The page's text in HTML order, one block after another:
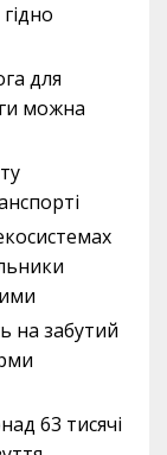
для
можна
на забутий
63 тисячі